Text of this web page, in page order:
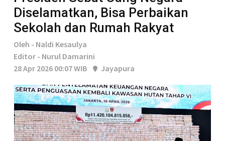
Diselamatkan, Bisa Perbaikan
Sekolah dan Rumah Rakyat
Oleh - Naldi Kesaulya
Editor - Nurul Damarini
28 Apr 2026 00:07 WIB
Jayapura